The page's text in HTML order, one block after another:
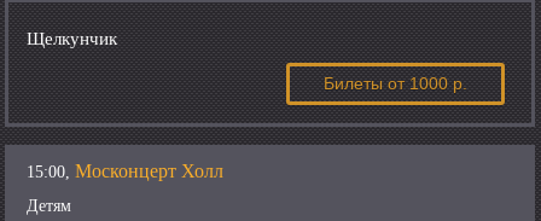
Щелкунчик
Билеты от 1000 р.
15:00,Москонцерт Холл
Детям